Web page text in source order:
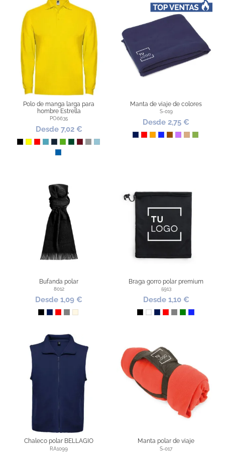
Polo de manga larga para
hombre Estrella
PO6635
Desde 7,02 €
NegroAmarillo
RojoTurquesa
Azul Marino
Verde Grass
Verde Botella
Granate
Gris Vigoré
Celeste
Royal
Manta de viaje de colores
S-019
Desde 2,75 €
Marino
RojoNaranja
Azul Royal
Marrón
LilaPiedraPistacho
Bufanda polar
8012
Desde 1,09 €
NegroMarino
RojoGrisNatural
Braga gorro polar premium
5913
Desde 1,10 €
NegroBlanco
Marino
RojoGrisVerdeAzul Royal
Chaleco polar BELLAGIO
RA1099
Manta polar de viaje
S-017